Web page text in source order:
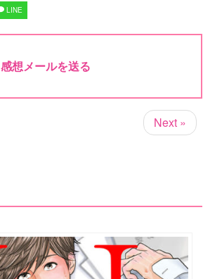
LINE
感想メールを送る
Next »